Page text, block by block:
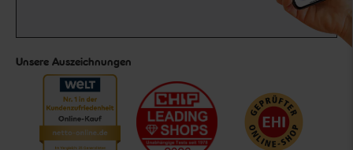
Unsere Auszeichnungen